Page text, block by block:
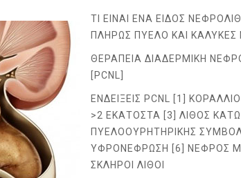
ΤΙ ΕΙΝΑΙ ΕΝΑ ΕΙΔΟΣ
ΠΛΗΡΩΣ ΠΥΕΛΟ ΚΑΙ
ΘΕΡΑΠΕΙΑ ΔΙΑΔΕΡΜΙΚΗ
[PCNL]
ΕΝΔΕΙΞΕΙΣ PCNL [1]
>2 ΕΚΑΤΟΣΤΑ [3] ΛΙΘΟΣ
ΠΥΕΛΟΟΥΡΗΤΗΡΙΚΗΣ
ΥΦΡΟΝΕΦΡΩΣΗ [6] ΝΕΦΡΟΣ
ΣΚΛΗΡΟΙ ΛΙΘΟΙ